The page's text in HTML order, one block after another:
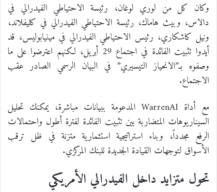
وكان كل من لوري لوغان، رئيسة الاحتياطي الفيدرالي في
دالاس، وبيث هاماك، رئيسة الاحتياطي الفيدرالي في كليفلاند،
ونيل كاشكاري، رئيس الاحتياطي الفيدرالي في مينيابوليس، قد
أيدوا تثبيت الفائدة في اجتماع 29 أبريل، لكنهم اعترضوا على ما
وصفوه بـ”الانحياز التيسيري” في البيان الرسمي الصادر عقب
الاجتماع.
مع أداة WarrenAI المدعومة ببيانات مباشرة، يمكنك تحليل
السيناريوهات المتضاربة بين تثبيت الفائدة لفترة أطول واحتمالات
الرفع مجدداً، وبناء استراتيجية استثمارية متزنة في ظل ترقب
الأسواق لتوجهات القيادة الجديدة للبنك المركزي.
تحول متزايد داخل الفيدرالي الأمريكي